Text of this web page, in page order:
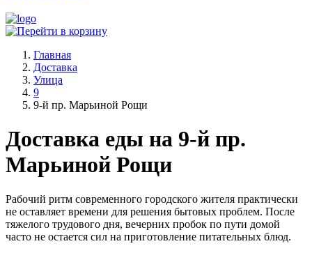
Главная
Доставка
Улица
9
9-й пр. Марьиной Рощи
Доставка еды на 9-й пр.
Марьиной Рощи
Рабочий ритм современного городского жителя практически
не оставляет времени для решения бытовых проблем. После
тяжелого трудового дня, вечерних пробок по пути домой
часто не остается сил на приготовление питательных блюд.